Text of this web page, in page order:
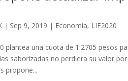
| Sep 9, 2019 | Economía, LIF2020
plantea una cuota de 1.2705 pesos
saborizadas no perdiera su valor
propone...